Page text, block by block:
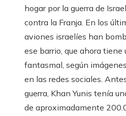
hogar por la guerra de
contra la Franja. En los
aviones israelíes han
ese barrio, que ahora tiene
fantasmal, según
en las redes sociales.
guerra, Khan Yunis tenía
de aproximadamente